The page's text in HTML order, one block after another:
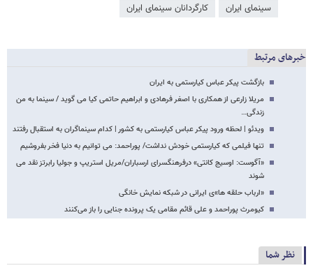
سینمای ایران کارگردانان سینمای ایران
خبرهای مرتبط
بازگشت پیکر عباس کیارستمی به ایران
مریلا زارعی از همکاری با اصغر فرهادی و ابراهیم حاتمی کیا می گوید / سینما به من
زندگی…
ویدئو | لحظه ورود پیکر عباس کیارستمی به کشور | کدام سینماگران به استقبال رفتند
تنها فیلمی که کیارستمی خودش نداشت/ پوراحمد: می توانیم به دنیا فخر بفروشیم
«آگوست: اوسیج کانتی» درفرهنگسرای ارسباران/مریل استریپ و جولیا رابرتز نقد می
شوند
«ارباب حلقه ها»ی ایرانی در شبکه نمایش خانگی
کیومرث پوراحمد و علی قائم مقامی یک پرونده جنایی را باز می‌کنند
نظر شما